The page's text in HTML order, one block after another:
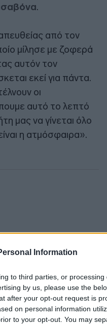
Information
to third parties, or
by us, please use the
after your opt-out request is
on personal information
to your opt-out. You may
.
από τον
μίλησε με ζοφερά
αυτόν τον
εκεί για πάντα.
οι
αυτό το λεπτό
μας να γίνεται όλο
η ατμόσφαιρα».
όλα τα μεγάλα